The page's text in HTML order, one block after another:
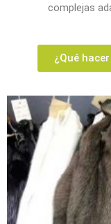
complejas
¿Qué